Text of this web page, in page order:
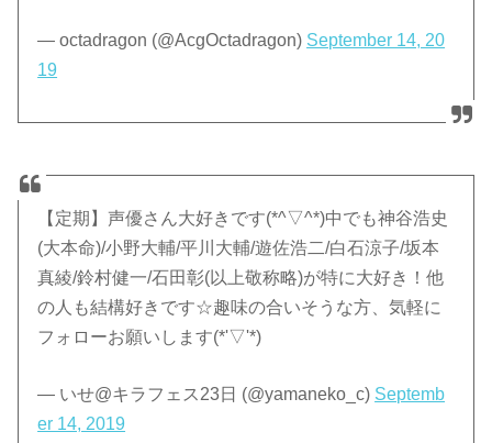
— octadragon (@AcgOctadragon) September 14, 20
19
【定期】声優さん大好きです(*^▽^*)中でも神谷浩史
(大本命)/小野大輔/平川大輔/遊佐浩二/白石涼子/坂本
真綾/鈴村健一/石田彰(以上敬称略)が特に大好き！他
の人も結構好きです☆趣味の合いそうな方、気軽に
フォローお願いします(*'▽'*)
— いせ@キラフェス23日 (@yamaneko_c) Septemb
er 14, 2019